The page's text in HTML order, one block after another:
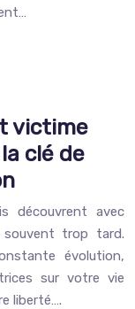
victime
clé de
découvrent avec
trop tard.
évolution,
sur votre vie
liberté….